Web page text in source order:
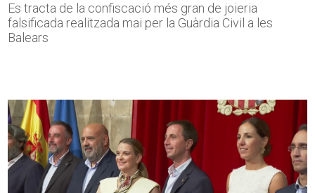
Es tracta de la confiscació més gran de joieria
falsificada realitzada mai per la Guàrdia Civil a les
Balears